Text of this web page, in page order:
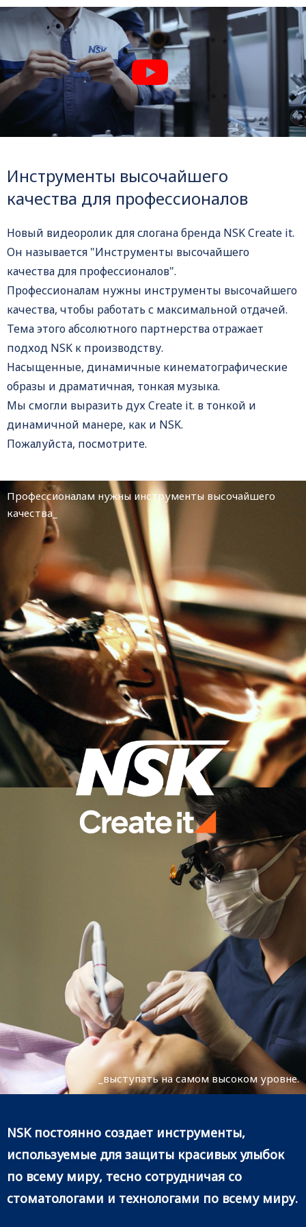
Инструменты высочайшего
качества для профессионалов
Новый видеоролик для слогана бренда NSK Create it.
Он называется "Инструменты высочайшего
качества для профессионалов".
Профессионалам нужны инструменты высочайшего
качества, чтобы работать с максимальной отдачей.
Тема этого абсолютного партнерства отражает
подход NSK к производству.
Насыщенные, динамичные кинематографические
образы и драматичная, тонкая музыка.
Мы смогли выразить дух Create it. в тонкой и
динамичной манере, как и NSK.
Пожалуйста, посмотрите.
Профессионалам нужны инструменты высочайшего
качества_
_выступать на самом высоком уровне.
NSK постоянно создает инструменты,
используемые для защиты красивых улыбок
по всему миру, тесно сотрудничая со
стоматологами и технологами по всему миру.